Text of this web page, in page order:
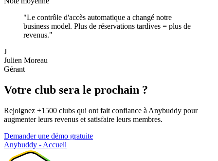
"Le contrôle d'accès automatique a changé notre
business model. Plus de réservations tardives = plus de
revenus."
J
Julien Moreau
Gérant
Votre club sera le prochain ?
Rejoignez +1500 clubs qui ont fait confiance à Anybuddy pour
augmenter leurs revenus et satisfaire leurs membres.
Demander une démo gratuite
Anybuddy - Accueil